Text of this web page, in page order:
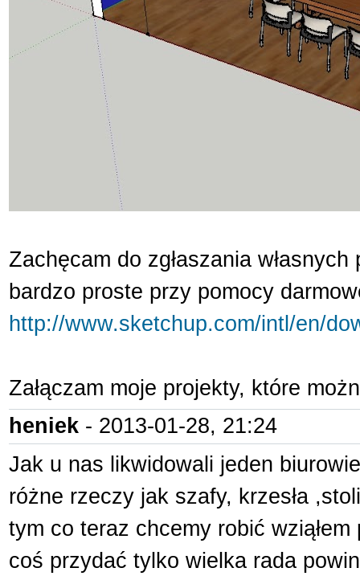
Zachęcam do zgłaszania
bardzo proste przy pomocy
http://www.sketchup.com/intl/en/
Załączam moje projekty, które
heniek - 2013-01-28, 21:24
Jak u nas likwidowali jeden
różne rzeczy jak szafy, krzesła
tym co teraz chcemy robić
coś przydać tylko wielka rada